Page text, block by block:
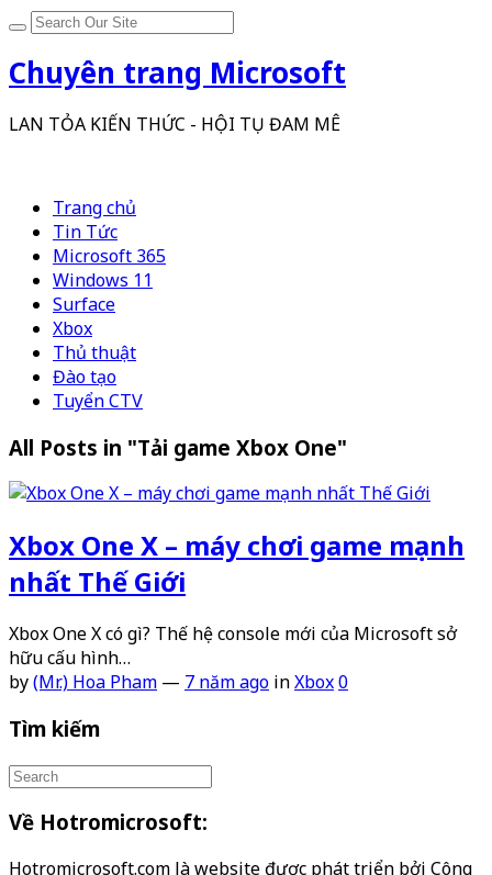
Chuyên trang Microsoft
LAN TỎA KIẾN THỨC - HỘI TỤ ĐAM MÊ
Trang chủ
Tin Tức
Microsoft 365
Windows 11
Surface
Xbox
Thủ thuật
Đào tạo
Tuyển CTV
All Posts in "Tải game Xbox One"
Xbox One X – máy chơi game mạnh
nhất Thế Giới
Xbox One X có gì? Thế hệ console mới của Microsoft sở
hữu cấu hình…
by(Mr.) Hoa Pham — 7 năm ago inXbox0
Tìm kiếm
Về Hotromicrosoft:
Hotromicrosoft.com là website được phát triển bởi Công